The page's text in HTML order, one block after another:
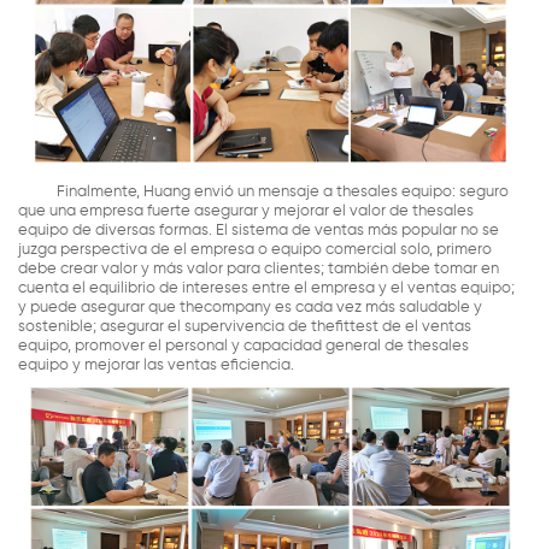
Finalmente, Huang envió un mensaje a thesales equipo: seguro
que una empresa fuerte asegurar y mejorar el valor de thesales
equipo de diversas formas. El sistema de ventas más popular no se
juzga perspectiva de el empresa o equipo comercial solo, primero
debe crear valor y más valor para clientes; también debe tomar en
cuenta el equilibrio de intereses entre el empresa y el ventas equipo;
y puede asegurar que thecompany es cada vez más saludable y
sostenible; asegurar el supervivencia de thefittest de el ventas
equipo, promover el personal y capacidad general de thesales
equipo y mejorar las ventas eficiencia.